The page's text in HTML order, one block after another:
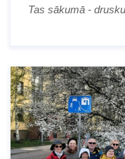
Tas sākumā -